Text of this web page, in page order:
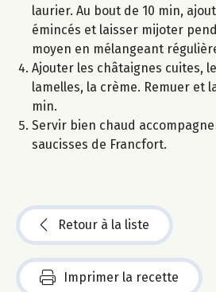
laurier. Au bout de 10 min,
émincés et laisser mijoter
moyen en mélangeant
Ajouter les châtaignes cuites,
lamelles, la crème. Remuer et
min.
Servir bien chaud
saucisses de Francfort.
Retour à la liste
Imprimer la recette